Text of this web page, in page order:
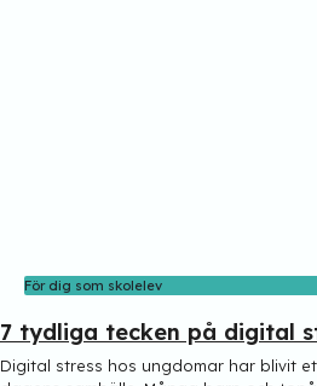
För dig som skolelev
7 tydliga tecken på digital
Digital stress hos ungdomar har blivit